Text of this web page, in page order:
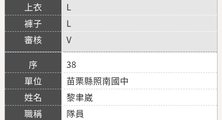
L
L
V
38
苗栗縣照南國中
黎聿崴
隊員